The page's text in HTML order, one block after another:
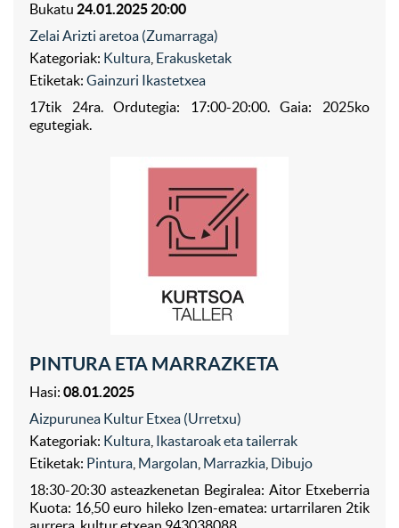
Bukatu 24.01.2025 20:00
Zelai Arizti aretoa (Zumarraga)
Kategoriak: Kultura Erakusketak
Etiketak: Gainzuri Ikastetxea
17tik 24ra. Ordutegia: 17:00-20:00. Gaia: 2025ko
egutegiak.
PINTURA ETA MARRAZKETA
Hasi: 08.01.2025
Aizpurunea Kultur Etxea (Urretxu)
Kategoriak: Kultura Ikastaroak eta tailerrak
Etiketak: Pintura Margolan Marrazkia Dibujo
18:30-20:30 asteazkenetan Begiralea: Aitor Etxeberria
Kuota: 16,50 euro hileko Izen-ematea: urtarrilaren 2tik